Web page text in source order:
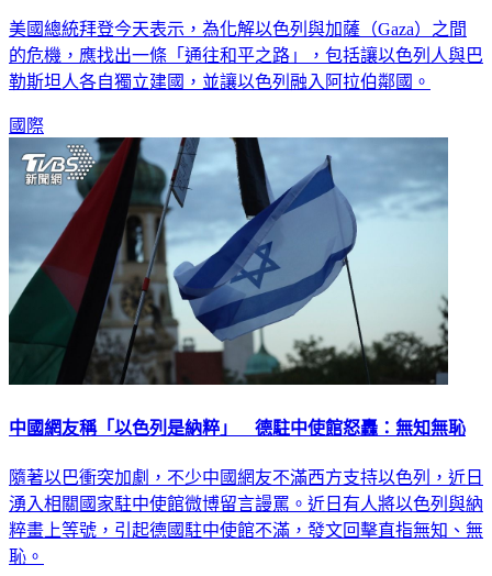
美國總統拜登今天表示，為化解以色列與加薩（Gaza）之間
的危機，應找出一條「通往和平之路」，包括讓以色列人與巴
勒斯坦人各自獨立建國，並讓以色列融入阿拉伯鄰國。
國際
中國網友稱「以色列是納粹」 德駐中使館怒轟：無知無恥
隨著以巴衝突加劇，不少中國網友不滿西方支持以色列，近日
湧入相關國家駐中使館微博留言謾罵。近日有人將以色列與納
粹畫上等號，引起德國駐中使館不滿，發文回擊直指無知、無
恥。